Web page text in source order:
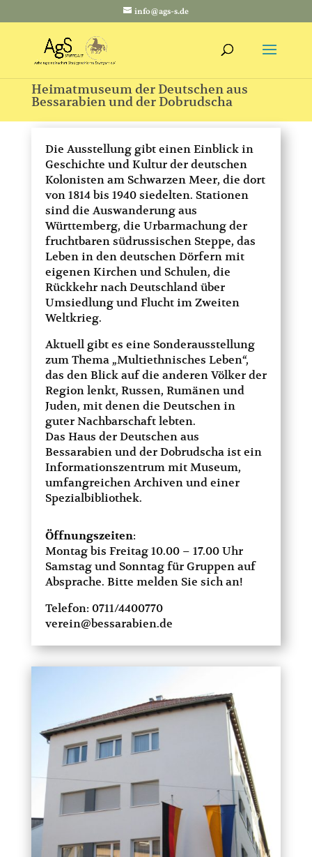
info@ags-s.de
Heimatmuseum der Deutschen aus
Bessarabien und der Dobrudscha
Die Ausstellung gibt einen Einblick in
Geschichte und Kultur der deutschen
Kolonisten am Schwarzen Meer, die dort
von 1814 bis 1940 siedelten. Stationen
sind die Auswanderung aus
Württemberg, die Urbarmachung der
fruchtbaren südrussischen Steppe, das
Leben in den deutschen Dörfern mit
eigenen Kirchen und Schulen, die
Rückkehr nach Deutschland über
Umsiedlung und Flucht im Zweiten
Weltkrieg.
Aktuell gibt es eine Sonderausstellung
zum Thema „Multiethnisches Leben“,
das den Blick auf die anderen Völker der
Region lenkt, Russen, Rumänen und
Juden, mit denen die Deutschen in
guter Nachbarschaft lebten.
Das Haus der Deutschen aus
Bessarabien und der Dobrudscha ist ein
Informationszentrum mit Museum,
umfangreichen Archiven und einer
Spezialbibliothek.
Öffnungszeiten:
Montag bis Freitag 10.00 – 17.00 Uhr
Samstag und Sonntag für Gruppen auf
Absprache. Bitte melden Sie sich an!
Telefon: 0711/4400770
verein@bessarabien.de